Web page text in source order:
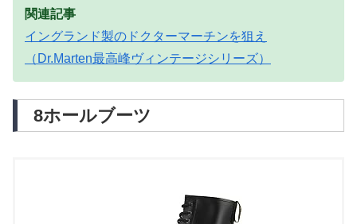
関連記事
イングランド製のドクターマーチンを狙え
（Dr.Marten最高峰ヴィンテージシリーズ）
8ホールブーツ